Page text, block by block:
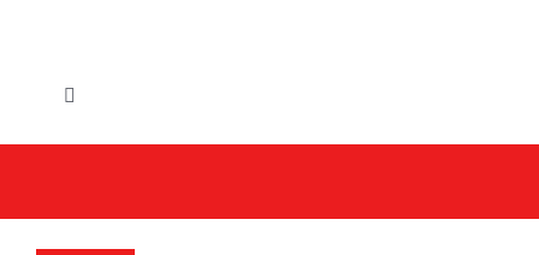
Toggle
IL COMUNE